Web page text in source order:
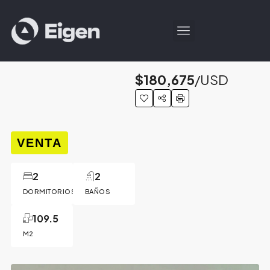
VENTA
DORMITORIOS
2
BAÑOS
2
M2
109.5
$180,675/USD